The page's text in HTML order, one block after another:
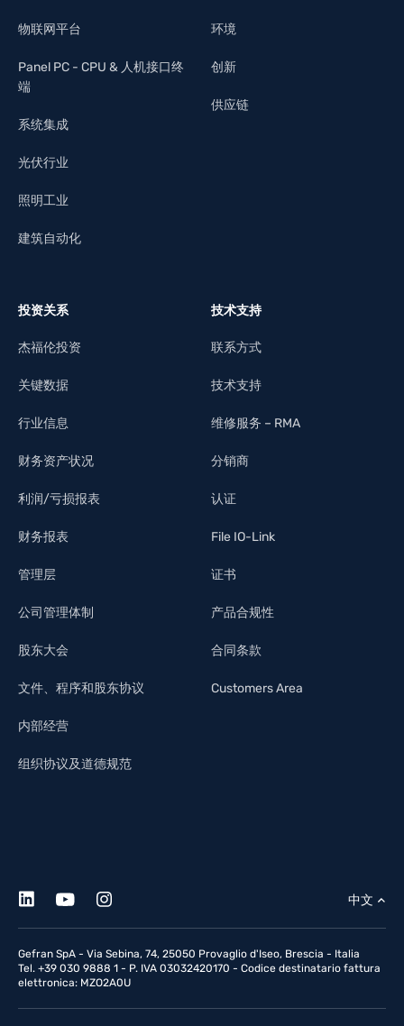
物联网平台
Panel PC - CPU & 人机接口终
端
系统集成
光伏行业
照明工业
建筑自动化
环境
创新
供应链
投资关系
杰福伦投资
关键数据
行业信息
财务资产状况
利润/亏损报表
财务报表
管理层
公司管理体制
股东大会
文件、程序和股东协议
内部经营
组织协议及道德规范
技术支持
联系方式
技术支持
维修服务 – RMA
分销商
认证
File IO-Link
证书
产品合规性
合同条款
Customers Area
Gefran SpA - Via Sebina, 74, 25050 Provaglio d'Iseo, Brescia - Italia
Tel. +39 030 9888 1 - P. IVA 03032420170 - Codice destinatario fattura
elettronica: MZO2A0U
中文